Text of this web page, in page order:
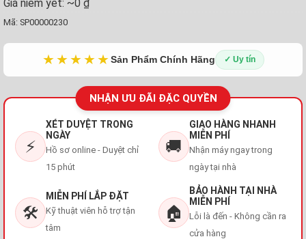
Giá niêm yết: ~0 ₫
Mã: SP00000230
★★★★★Sản Phẩm Chính Hãng ✓ Uy tín
NHẬN ƯU ĐÃI ĐẶC QUYỀN
⚡
XÉT DUYỆT TRONG
NGÀY
Hồ sơ online - Duyệt chỉ
15 phút
🚚
GIAO HÀNG NHANH
MIỄN PHÍ
Nhận máy ngay trong
ngày tại nhà
🛠️
MIỄN PHÍ LẮP ĐẶT
Kỹ thuật viên hỗ trợ tận
tâm
🏠
BẢO HÀNH TẠI NHÀ
MIỄN PHÍ
Lỗi là đến - Không cần ra
cửa hàng